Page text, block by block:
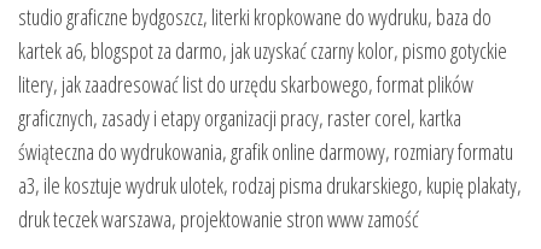
studio graficzne bydgoszcz, literki kropkowane do wydruku, baza do
kartek a6, blogspot za darmo, jak uzyskać czarny kolor, pismo gotyckie
litery, jak zaadresować list do urzędu skarbowego, format plików
graficznych, zasady i etapy organizacji pracy, raster corel, kartka
świąteczna do wydrukowania, grafik online darmowy, rozmiary formatu
a3, ile kosztuje wydruk ulotek, rodzaj pisma drukarskiego, kupię plakaty,
druk teczek warszawa, projektowanie stron www zamość